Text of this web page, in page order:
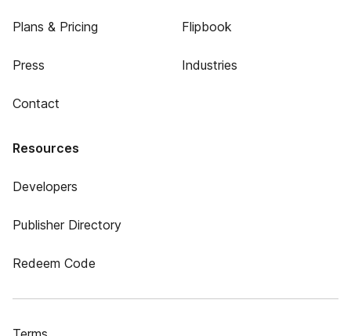
Plans & Pricing
Press
Contact
Flipbook
Industries
Resources
Developers
Publisher Directory
Redeem Code